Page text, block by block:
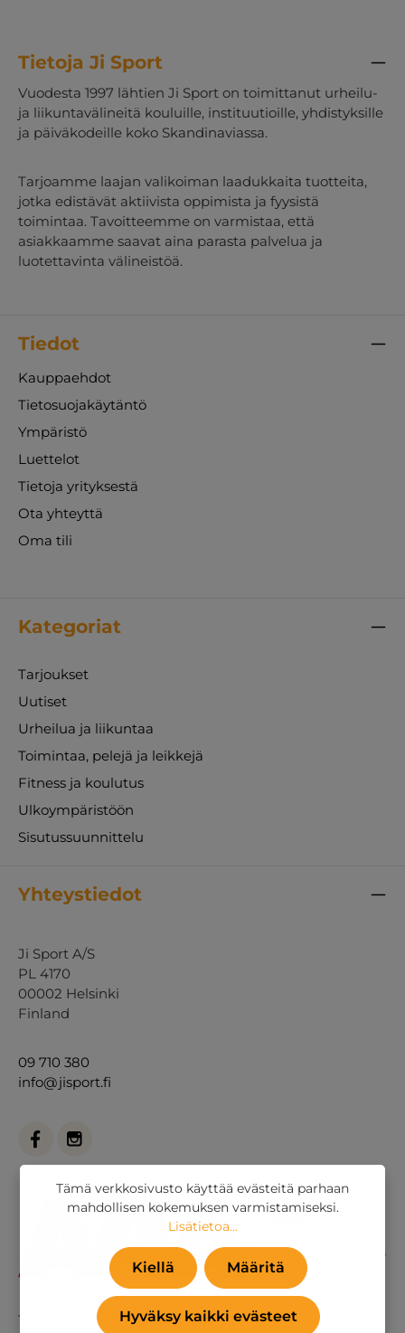
Tietoja Ji Sport
Vuodesta 1997 lähtien Ji Sport on toimittanut urheilu-
ja liikuntavälineitä kouluille, instituutioille, yhdistyksille
ja päiväkodeille koko Skandinaviassa.
Tarjoamme laajan valikoiman laadukkaita tuotteita,
jotka edistävät aktiivista oppimista ja fyysistä
toimintaa. Tavoitteemme on varmistaa, että
asiakkaamme saavat aina parasta palvelua ja
luotettavinta välineistöä.
Tiedot
Kauppaehdot
Tietosuojakäytäntö
Ympäristö
Luettelot
Tietoja yrityksestä
Ota yhteyttä
Oma tili
Kategoriat
Tarjoukset
Uutiset
Urheilua ja liikuntaa
Toimintaa, pelejä ja leikkejä
Fitness ja koulutus
Ulkoympäristöön
Sisutussuunnittelu
Yhteystiedot
Ji Sport A/S
PL 4170
00002 Helsinki
Finland
09 710 380
info@jisport.fi
Tai yhteydenottolomakkeella.
Tämä verkkosivusto käyttää evästeitä parhaan
mahdollisen kokemuksen varmistamiseksi.
Lisätietoa...
Kiellä Määritä
Hyväksy kaikki evästeet